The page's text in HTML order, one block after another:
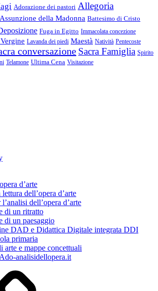
Adorazione dei pastori Allegoria
Assunzione della Madonna Battesimo di Cristo
Fuga in Egitto Immacolata concezione
Lavanda dei piedi Maestà Natività Pentecoste
conversazione Sacra Famiglia Spirito
Telamone Ultima Cena Visitazione
d’arte
dell’opera d’arte
dell’opera d’arte
di un ritratto
di un paesaggio
DAD e Didattica Digitale integrata DDI
primaria
arte e mappe concettuali
analisidellopera.it